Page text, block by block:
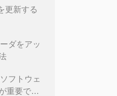
更新する
ダをアッ
フトウェ
重要であ